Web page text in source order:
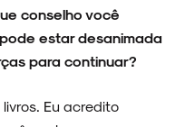
conselho você
estar desanimada
para continuar?
Eu acredito